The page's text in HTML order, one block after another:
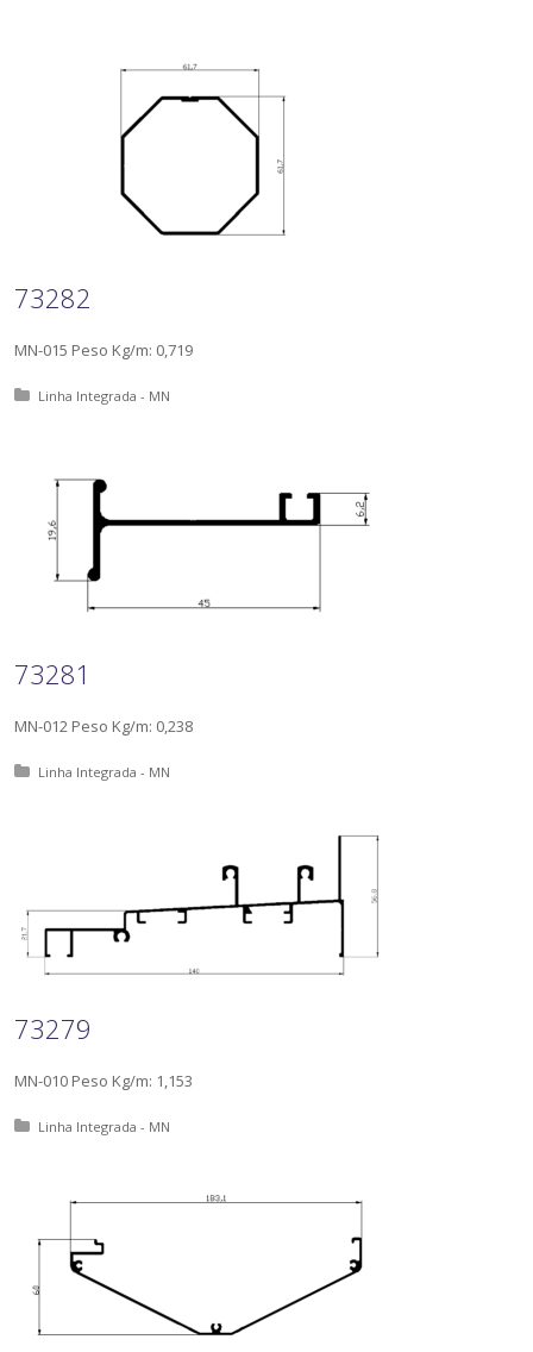
73282
MN-015 Peso Kg/m: 0,719
Posted in:
Linha Integrada - MN
73281
MN-012 Peso Kg/m: 0,238
Posted in:
Linha Integrada - MN
73279
MN-010 Peso Kg/m: 1,153
Posted in:
Linha Integrada - MN